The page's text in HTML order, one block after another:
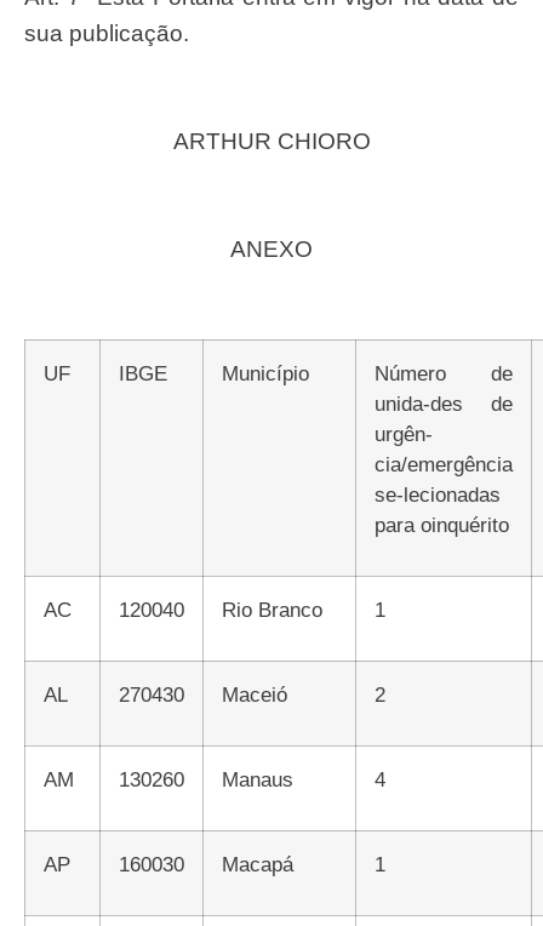
sua publicação.
ARTHUR CHIORO
ANEXO
UF IBGE Município
Número de
unida-des de
urgên-
cia/emergência
se-lecionadas
para oinquérito
AC 120040 Rio Branco 1
AL 270430 Maceió 2
AM 130260 Manaus 4
AP 160030 Macapá 1